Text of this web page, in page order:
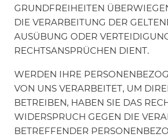
GRUNDFREIHEITEN
DIE VERARBEITUNG DER
AUSÜBUNG ODER
RECHTSANSPRÜCHEN DIENT.
WERDEN IHRE
VON UNS VERARBEITET, UM
BETREIBEN, HABEN SIE DAS
WIDERSPRUCH GEGEN DIE
BETREFFENDER